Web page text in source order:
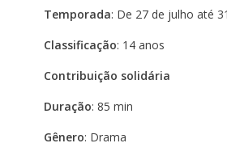
Temporada: De 27 de julho até
Classificação: 14 anos
Contribuição solidária
Duração: 85 min
Gênero: Drama